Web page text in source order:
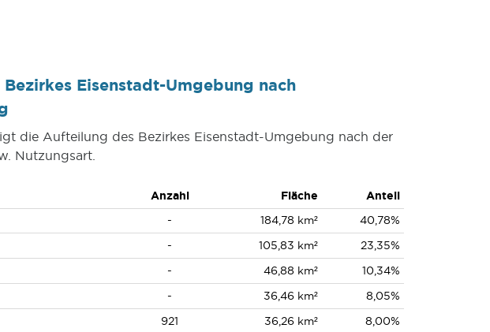
Eisenstadt-Umgebung nach
die Aufteilung des Bezirkes Eisenstadt-Umgebung nach der
Nutzungsart.
Anzahl Fläche
Anteil
- 184,78 km²
40,78%
- 105,83 km²
23,35%
- 46,88 km²
10,34%
- 36,46 km²
8,05%
921 36,26 km²
8,00%